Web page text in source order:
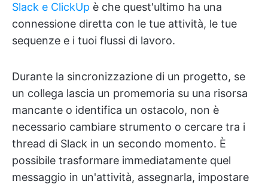
Slack e ClickUp è che quest'ultimo ha una
connessione diretta con le tue attività, le tue
sequenze e i tuoi flussi di lavoro.
Durante la sincronizzazione di un progetto, se
un collega lascia un promemoria su una risorsa
mancante o identifica un ostacolo, non è
necessario cambiare strumento o cercare tra i
thread di Slack in un secondo momento. È
possibile trasformare immediatamente quel
messaggio in un'attività, assegnarla, impostare